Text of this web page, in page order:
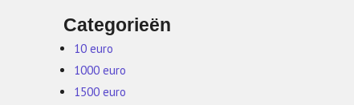
Categorieën
10 euro
1000 euro
1500 euro